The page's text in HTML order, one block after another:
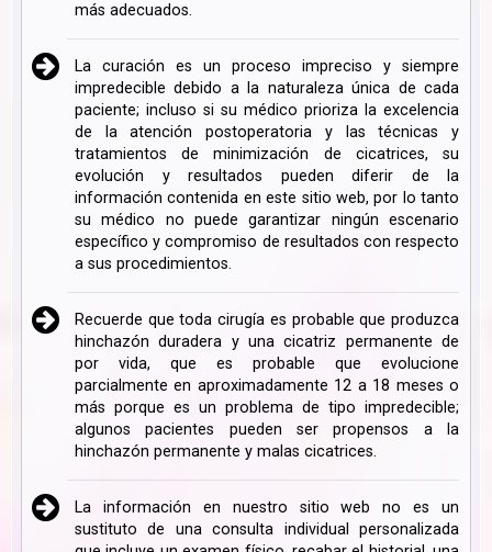
más adecuados.
La curación es un proceso impreciso y siempre
impredecible debido a la naturaleza única de cada
paciente; incluso si su médico prioriza la excelencia
de la atención postoperatoria y las técnicas y
tratamientos de minimización de cicatrices, su
evolución y resultados pueden diferir de la
información contenida en este sitio web, por lo tanto
su médico no puede garantizar ningún escenario
específico y compromiso de resultados con respecto
a sus procedimientos.
Recuerde que toda cirugía es probable que produzca
hinchazón duradera y una cicatriz permanente de
por vida, que es probable que evolucione
parcialmente en aproximadamente 12 a 18 meses o
más porque es un problema de tipo impredecible;
algunos pacientes pueden ser propensos a la
hinchazón permanente y malas cicatrices.
La información en nuestro sitio web no es un
sustituto de una consulta individual personalizada